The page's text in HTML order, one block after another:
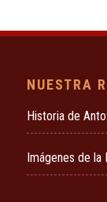
NUESTRA
Historia de
Imágenes de la